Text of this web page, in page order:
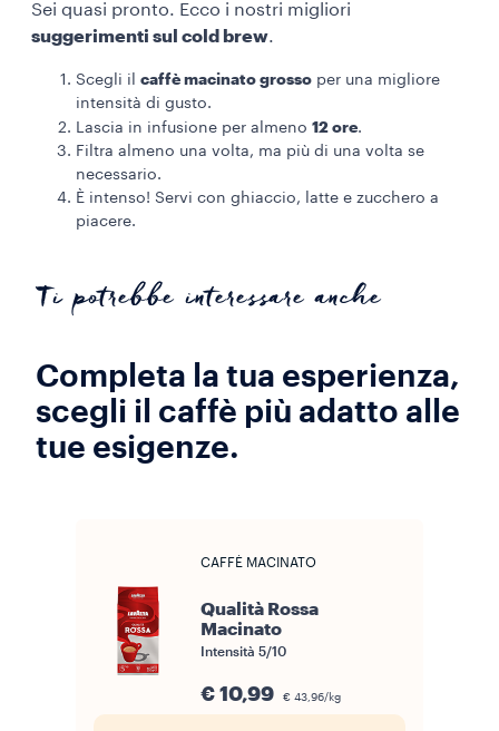
Sei quasi pronto. Ecco i nostri migliori
suggerimenti sul cold brew.
Scegli il caffè macinato grosso per una migliore
intensità di gusto.
Lascia in infusione per almeno 12 ore.
Filtra almeno una volta, ma più di una volta se
necessario.
È intenso! Servi con ghiaccio, latte e zucchero a
piacere.
Ti potrebbe interessare anche
Completa la tua esperienza,
scegli il caffè più adatto alle
tue esigenze.
CAFFÈ MACINATO
Qualità Rossa
Macinato
Intensità 5/10
€ 10,99 € 43,96/kg